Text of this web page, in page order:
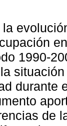
1990-
durante
de